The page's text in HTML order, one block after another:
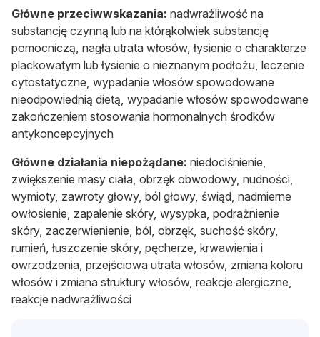
Główne przeciwwskazania: nadwrażliwość na
substancję czynną lub na którąkolwiek substancję
pomocniczą, nagła utrata włosów, łysienie o charakterze
plackowatym lub łysienie o nieznanym podłożu, leczenie
cytostatyczne, wypadanie włosów spowodowane
nieodpowiednią dietą, wypadanie włosów spowodowane
zakończeniem stosowania hormonalnych środków
antykoncepcyjnych
Główne działania niepożądane: niedociśnienie,
zwiększenie masy ciała, obrzęk obwodowy, nudności,
wymioty, zawroty głowy, ból głowy, świąd, nadmierne
owłosienie, zapalenie skóry, wysypka, podrażnienie
skóry, zaczerwienienie, ból, obrzęk, suchość skóry,
rumień, łuszczenie skóry, pęcherze, krwawienia i
owrzodzenia, przejściowa utrata włosów, zmiana koloru
włosów i zmiana struktury włosów, reakcje alergiczne,
reakcje nadwrażliwości